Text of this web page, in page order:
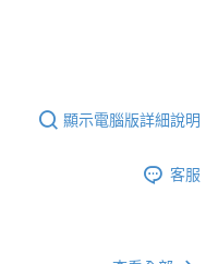
顯示電腦版詳細說明
客服